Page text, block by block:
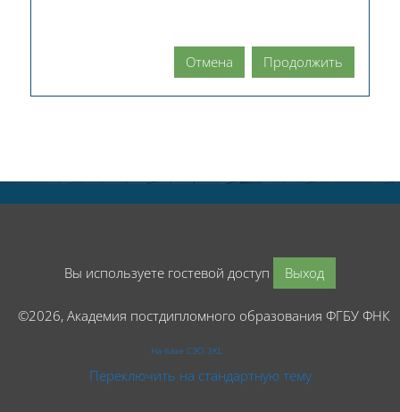
Отмена Продолжить
Вы используете гостевой доступ Выход
©2026, Академия постдипломного образования ФГБУ
На базе СЭО 3KL
Переключить на стандартную тему